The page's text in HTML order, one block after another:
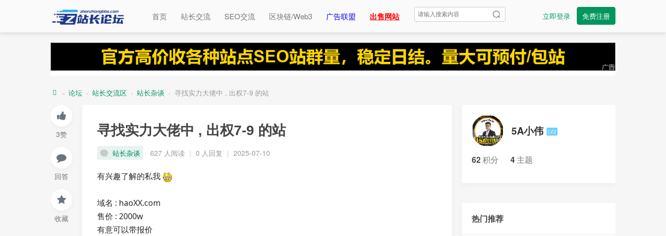
首页 站长交流 SEO交流 区块链/Web3 广告联盟 出售网站 立即登录 免费注册
长
论
» 论坛 › 站长交流区 › 站长杂谈 › 寻找实力大佬中 , 出权7-9 的站
3赞
回答
收藏
寻找实力大佬中 , 出权7-9 的站
站长杂谈 627 人阅读 | 0 人回复 | 2025-07-10
有兴趣了解的私我
域名 : haoXX.com
售价 : 2000w
有意可以带报价
5A小伟 LV2
62积分 4 主题
热门推荐